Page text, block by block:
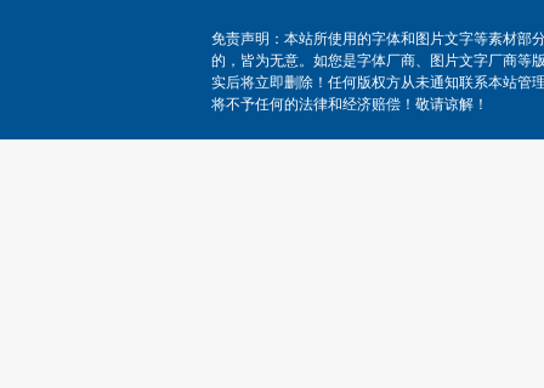
免责声明：本站所使用的字体和图片文字等素材部
的，皆为无意。如您是字体厂商、图片文字厂商等
实后将立即删除！任何版权方从未通知联系本站管
将不予任何的法律和经济赔偿！敬请谅解！